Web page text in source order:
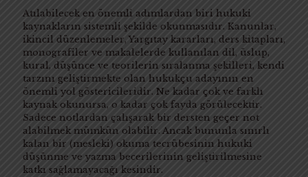
Atılabilecek en önemli adımlardan biri hukuki
kaynakların sistemli şekilde okunmasıdır. Kanunlar,
ikincil düzenlemeler, Yargıtay kararları, ders kitapları,
monografiler ve makalelerde kullanılan dil, üslup,
kural, düşünce ve teorilerin sıralanma şekilleri, kendi
tarzını geliştirmekte olan hukukçu adayının en
önemli yol göstericileridir. Ne kadar çok ve farklı
kaynak okunursa, o kadar çok fayda görülecektir.
Sadece notlardan çalışarak bir dersten geçer not
alabilmek mümkün olabilir. Ancak bununla sınırlı
kalan bir (mesleki) okuma tecrübesinin hukuki
düşünme ve yazma becerilerinin geliştirilmesine
katkı sağlamayacağı kesindir.